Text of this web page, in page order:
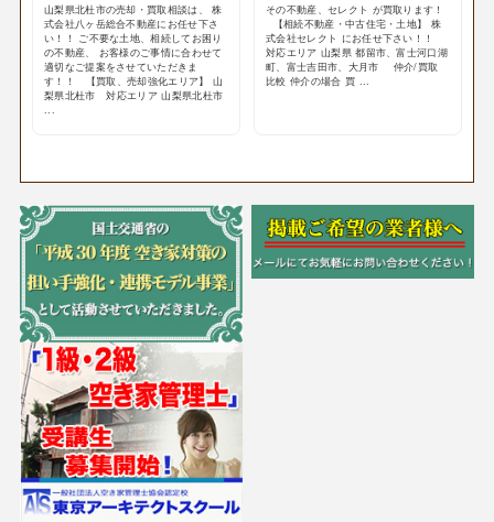
山梨県北杜市の売却・買取相談は、 株
式会社八ヶ岳総合不動産にお任せ下さ
い！！ ご不要な土地、相続してお困り
の不動産、 お客様のご事情に合わせて
適切なご提案をさせていただきま
す！！ 【買取、売却強化エリア】 山
梨県北杜市 対応エリア 山梨県北杜市
...
その不動産、セレクト が買取ります！
【相続不動産・中古住宅・土地】 株
式会社セレクト にお任せ下さい！！
対応エリア 山梨県 都留市、富士河口湖
町、富士吉田市、大月市 仲介/買取
比較 仲介の場合 買 ...